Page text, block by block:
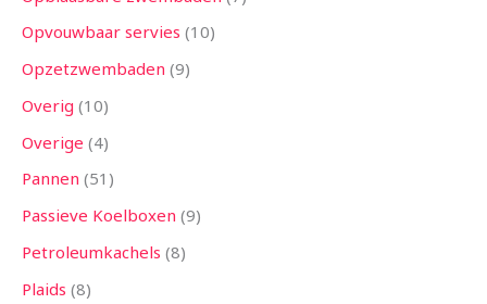
Opvouwbaar servies 10
Opzetzwembaden 9
Overig 10
Overige 4
Pannen 51
Passieve Koelboxen 9
Petroleumkachels 8
Plaids 8